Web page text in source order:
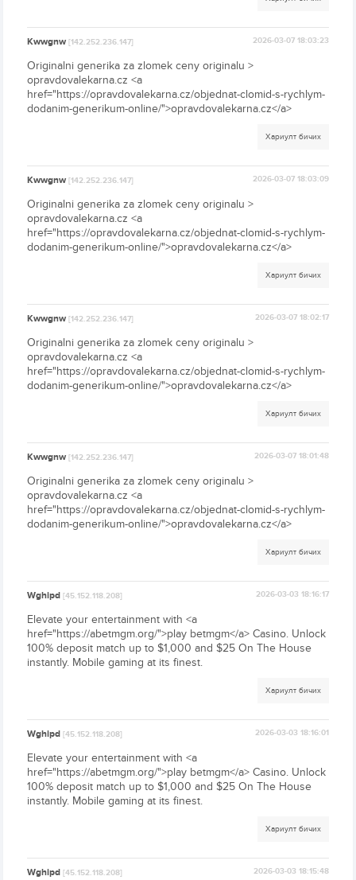
Kwwgnw[142.252.236.147] 2026-03-07 18:03:23
Originalni generika za zlomek ceny originalu >
opravdovalekarna.cz <a
href="https://opravdovalekarna.cz/objednat-clomid-s-rychlym-
dodanim-generikum-online/">opravdovalekarna.cz</a>
Хариулт бичих
Kwwgnw[142.252.236.147] 2026-03-07 18:03:09
Originalni generika za zlomek ceny originalu >
opravdovalekarna.cz <a
href="https://opravdovalekarna.cz/objednat-clomid-s-rychlym-
dodanim-generikum-online/">opravdovalekarna.cz</a>
Хариулт бичих
Kwwgnw[142.252.236.147] 2026-03-07 18:02:17
Originalni generika za zlomek ceny originalu >
opravdovalekarna.cz <a
href="https://opravdovalekarna.cz/objednat-clomid-s-rychlym-
dodanim-generikum-online/">opravdovalekarna.cz</a>
Хариулт бичих
Kwwgnw[142.252.236.147] 2026-03-07 18:01:48
Originalni generika za zlomek ceny originalu >
opravdovalekarna.cz <a
href="https://opravdovalekarna.cz/objednat-clomid-s-rychlym-
dodanim-generikum-online/">opravdovalekarna.cz</a>
Хариулт бичих
Wghipd[45.152.118.208] 2026-03-03 18:16:17
Elevate your entertainment with <a
href="https://abetmgm.org/">play betmgm</a> Casino. Unlock
100% deposit match up to $1,000 and $25 On The House
instantly. Mobile gaming at its finest.
Хариулт бичих
Wghipd[45.152.118.208] 2026-03-03 18:16:01
Elevate your entertainment with <a
href="https://abetmgm.org/">play betmgm</a> Casino. Unlock
100% deposit match up to $1,000 and $25 On The House
instantly. Mobile gaming at its finest.
Хариулт бичих
Wghipd[45.152.118.208] 2026-03-03 18:15:48